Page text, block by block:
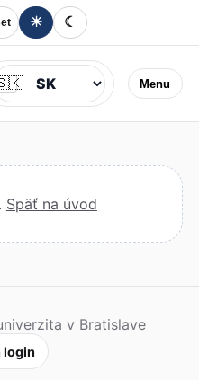
☀ ☾
Menu
Jazyk
Späť na úvod
v Bratislave
login